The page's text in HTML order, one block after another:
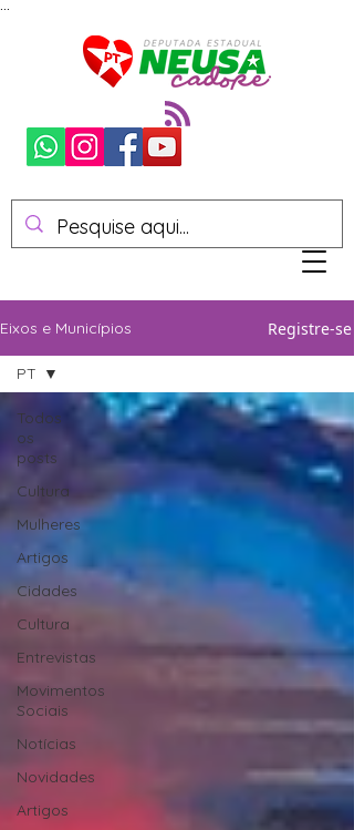
Eixos e Municípios Registre-se
Todos
os
posts
Cultura
Mulheres
Artigos
Cidades
Cultura
Entrevistas
Movimentos
Sociais
Notícias
Novidades
Artigos
PT